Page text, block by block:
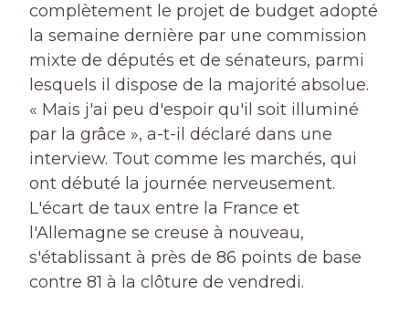
complètement le projet de budget adopté
la semaine dernière par une commission
mixte de députés et de sénateurs, parmi
lesquels il dispose de la majorité absolue.
« Mais j'ai peu d'espoir qu'il soit illuminé
par la grâce », a-t-il déclaré dans une
interview. Tout comme les marchés, qui
ont débuté la journée nerveusement.
L'écart de taux entre la France et
l'Allemagne se creuse à nouveau,
s'établissant à près de 86 points de base
contre 81 à la clôture de vendredi.